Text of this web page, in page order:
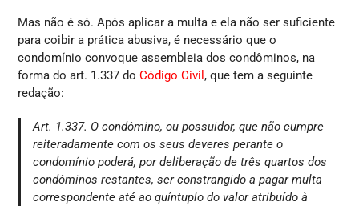
Mas não é só. Após aplicar a multa e ela não ser suficiente
para coibir a prática abusiva, é necessário que o
condomínio convoque assembleia dos condôminos, na
forma do art. 1.337 doCódigo Civil , que tem a seguinte
redação:
Art. 1.337. O condômino, ou possuidor, que não cumpre
reiteradamente com os seus deveres perante o
condomínio poderá, por deliberação de três quartos dos
condôminos restantes, ser constrangido a pagar multa
correspondente até ao quíntuplo do valor atribuído à